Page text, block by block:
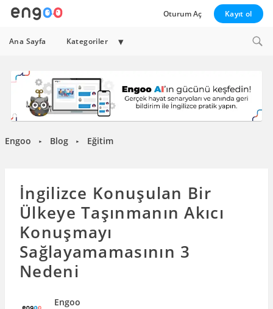
Oturum Aç Kayıt ol
Ana Sayfa Kategoriler
Expand
Engoo ► Blog ► Eğitim
İngilizce Konuşulan Bir
Ülkeye Taşınmanın Akıcı
Konuşmayı
Sağlayamamasının 3
Nedeni
Engoo